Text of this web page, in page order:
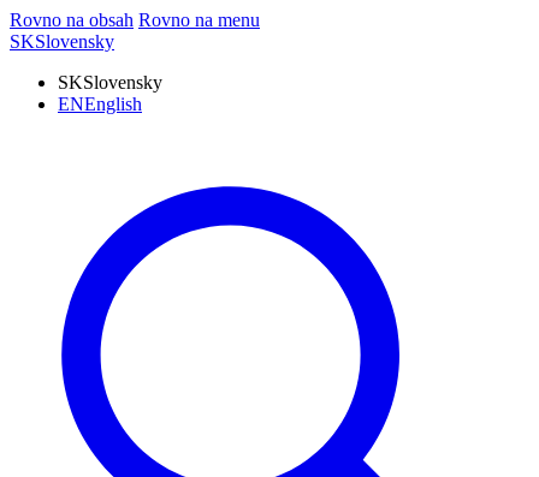
Rovno na obsah Rovno na menu
SKSlovensky
SKSlovensky
ENEnglish